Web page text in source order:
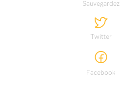
Sauvegardez
Twitter
Facebook